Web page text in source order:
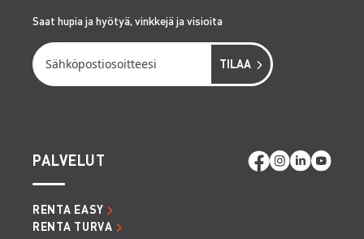
Saat hupia ja hyötyä, vinkkejä ja visioita
PALVELUT
RENTA EASY
RENTA TURVA